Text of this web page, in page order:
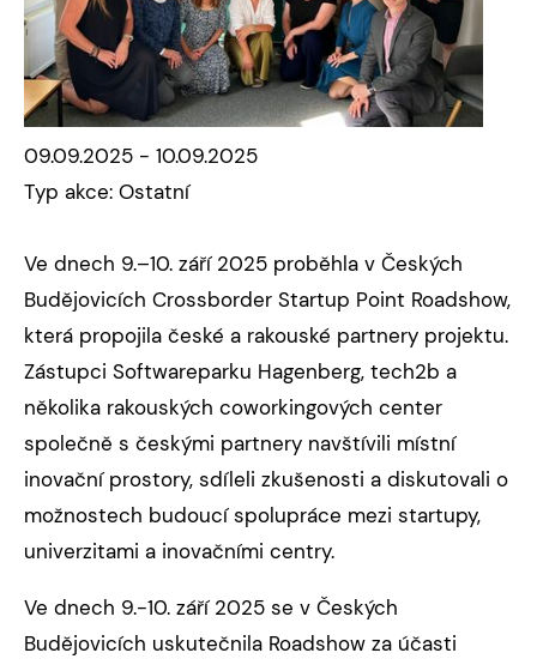
09.09.2025 - 10.09.2025
Typ akce: Ostatní
Ve dnech 9.–10. září 2025 proběhla v Českých
Budějovicích Crossborder Startup Point Roadshow,
která propojila české a rakouské partnery projektu.
Zástupci Softwareparku Hagenberg, tech2b a
několika rakouských coworkingových center
společně s českými partnery navštívili místní
inovační prostory, sdíleli zkušenosti a diskutovali o
možnostech budoucí spolupráce mezi startupy,
univerzitami a inovačními centry.
Ve dnech 9.-10. září 2025 se v Českých
Budějovicích uskutečnila Roadshow za účasti